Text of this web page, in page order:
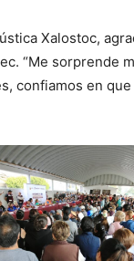
Xalostoc,
“Me sorprende
confiamos en